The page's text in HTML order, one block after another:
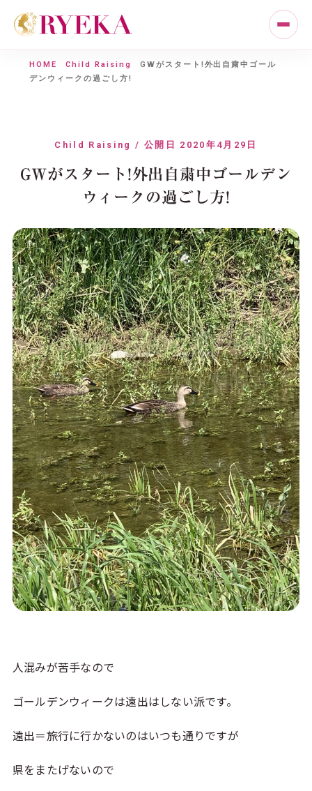
HOME Child Raising
GWがスタート!外出自粛中ゴール
デンウィークの過ごし方!
Child Raising / 公開日 2020年4月29日
GWがスタート!外出自粛中ゴールデン
ウィークの過ごし方!
人混みが苦手なので
ゴールデンウィークは遠出はしない派です。
遠出＝旅行に行かないのはいつも通りですが
県をまたげないので